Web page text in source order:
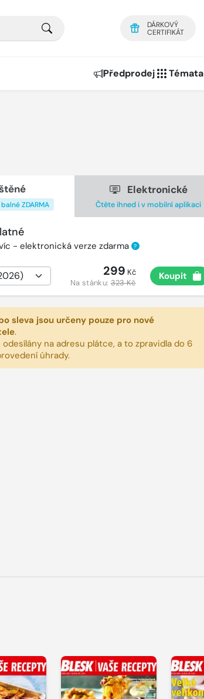
DÁRKOVÝ
CERTIFIKÁT
Předprodej Témata
ZDARMA
Elektronické
Čtěte ihned i v mobilní aplikaci
- elektronická verze zdarma ?
299 Kč
Na stánku:323 Kč
Koupit
sleva jsou určeny pouze pro nové
.
odesílány na adresu plátce, a to zpravidla do 6
úhrady.